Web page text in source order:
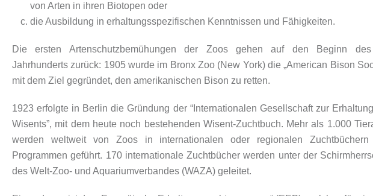
von Arten in ihren Biotopen oder
die Ausbildung in erhaltungsspezifischen Kenntnissen und Fähigkeiten.
Die ersten Artenschutzbemühungen der Zoos gehen auf den Beginn
Jahrhunderts zurück: 1905 wurde im Bronx Zoo (New York) die „American Bison
mit dem Ziel gegründet, den amerikanischen Bison zu retten.
1923 erfolgte in Berlin die Gründung der “Internationalen Gesellschaft zur
Wisents”, mit dem heute noch bestehenden Wisent-Zuchtbuch. Mehr als 1.000
werden weltweit von Zoos in internationalen oder regionalen Zuchtbüchern
Programmen geführt. 170 internationale Zuchtbücher werden unter der
des Welt-Zoo- und Aquariumverbandes (WAZA) geleitet.